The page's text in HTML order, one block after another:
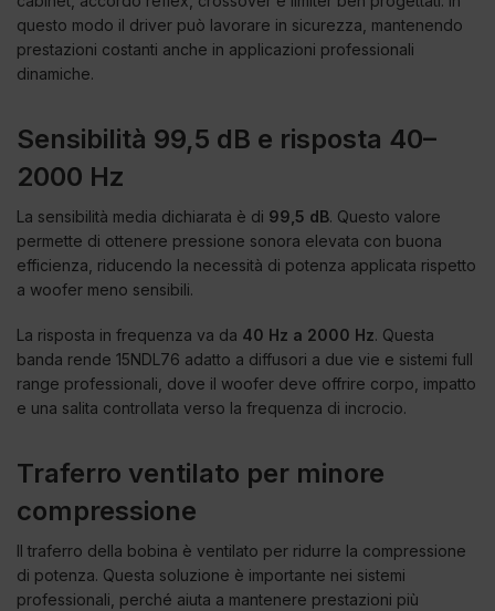
questo modo il driver può lavorare in sicurezza, mantenendo
prestazioni costanti anche in applicazioni professionali
dinamiche.
Sensibilità 99,5 dB e risposta 40–
2000 Hz
La sensibilità media dichiarata è di 99,5 dB. Questo valore
permette di ottenere pressione sonora elevata con buona
efficienza, riducendo la necessità di potenza applicata rispetto
a woofer meno sensibili.
La risposta in frequenza va da 40 Hz a 2000 Hz. Questa
banda rende 15NDL76 adatto a diffusori a due vie e sistemi full
range professionali, dove il woofer deve offrire corpo, impatto
e una salita controllata verso la frequenza di incrocio.
Traferro ventilato per minore
compressione
Il traferro della bobina è ventilato per ridurre la compressione
di potenza. Questa soluzione è importante nei sistemi
professionali, perché aiuta a mantenere prestazioni più